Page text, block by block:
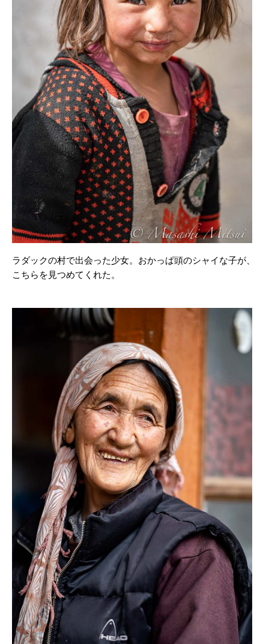
ラダックの村で出会った少女。おかっぱ頭のシャイな子が、
こちらを見つめてくれた。